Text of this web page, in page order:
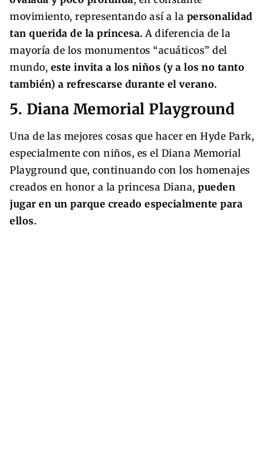
movimiento, representando así a la personalidad
tan querida de la princesa. A diferencia de la
mayoría de los monumentos “acuáticos” del
mundo, este invita a los niños (y a los no tanto
también) a refrescarse durante el verano.
5. Diana Memorial Playground
Una de las mejores cosas que hacer en Hyde Park,
especialmente con niños, es el Diana Memorial
Playground que, continuando con los homenajes
creados en honor a la princesa Diana, pueden
jugar en un parque creado especialmente para
ellos.